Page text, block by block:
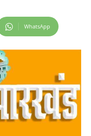
WhatsApp